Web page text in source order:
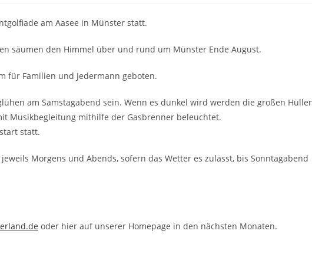
am Aasee in Münster statt.
säumen den Himmel über und rund um Münster Ende August.
für Familien und Jedermann geboten.
am Samstagabend sein. Wenn es dunkel wird werden die großen
Musikbegleitung mithilfe der Gasbrenner beleuchtet.
statt.
Morgens und Abends, sofern das Wetter es zulässt, bis Sonntagabend
oder hier auf unserer Homepage in den nächsten Monaten.